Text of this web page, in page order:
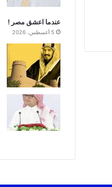
عندما اعشق مصر !
5 أغسطس، 2026